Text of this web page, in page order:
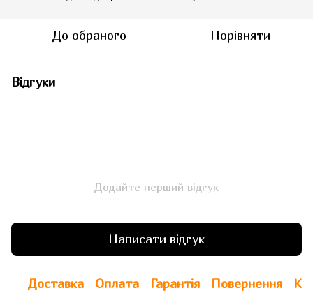
До обраного Порівняти
Відгуки
Додайте перший відгук
Написати відгук
Доставка Оплата Гарантія Повернення